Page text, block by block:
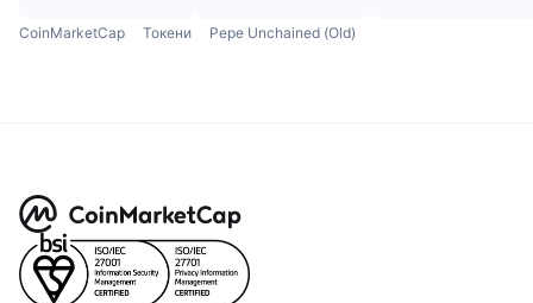
CoinMarketCap Токени Pepe Unchained (Old)